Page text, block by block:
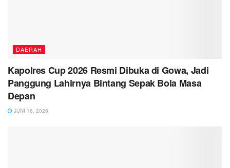
DAERAH
Kapolres Cup 2026 Resmi Dibuka di Gowa, Jadi
Panggung Lahirnya Bintang Sepak Bola Masa
Depan
JUNI 16, 2026